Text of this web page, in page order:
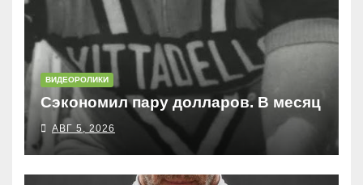
ВИДЕОРОЛИКИ
Сэкономил пару долларов. В месяц
АВГ 5, 2026